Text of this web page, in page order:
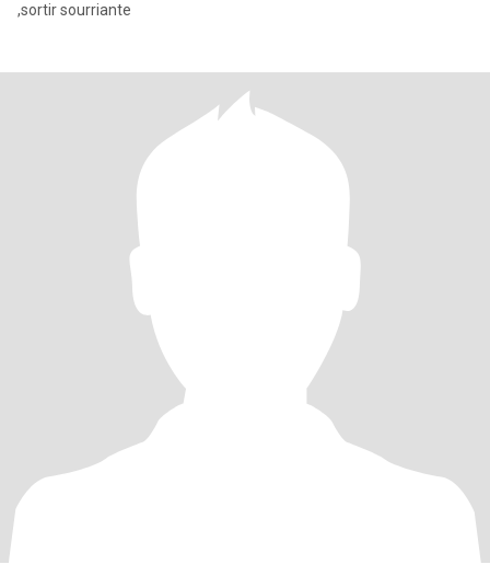
,sortir sourriante